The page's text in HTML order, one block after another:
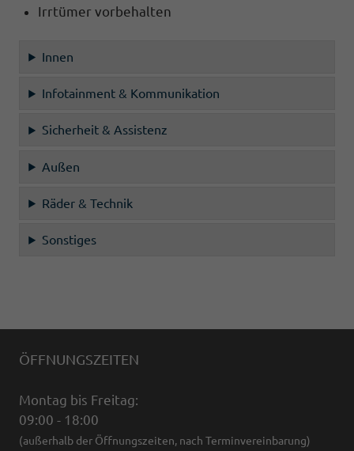
Irrtümer vorbehalten
Innen
Infotainment & Kommunikation
Sicherheit & Assistenz
Außen
Räder & Technik
Sonstiges
ÖFFNUNGSZEITEN
Montag bis Freitag:
09:00 - 18:00
(außerhalb der Öffnungszeiten, nach Terminvereinbarung)